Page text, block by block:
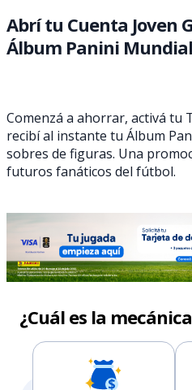
Abrí tu Cuenta Joven
Álbum Panini
Comenzá a ahorrar, activá tu
recibí al instante tu Álbum
sobres de figuras. Una
futuros fanáticos del fútbol.
¿Cuál es la